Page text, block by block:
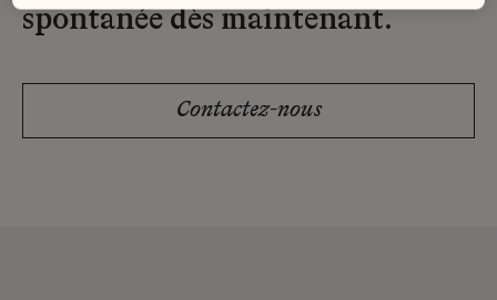
spontanée dès maintenant.
Contactez-nous